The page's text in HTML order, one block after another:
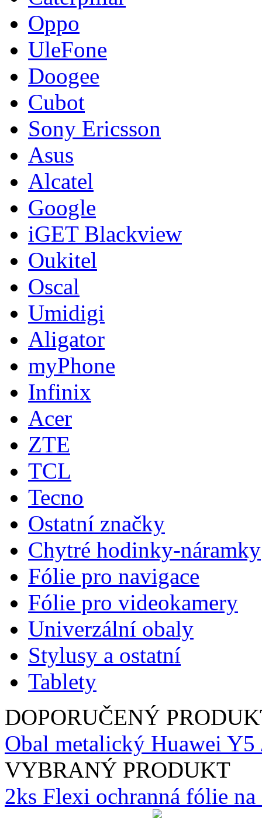
Oppo
UleFone
Doogee
Cubot
Sony Ericsson
Asus
Alcatel
Google
iGET Blackview
Oukitel
Oscal
Umidigi
Aligator
myPhone
Infinix
Acer
ZTE
TCL
Tecno
Ostatní značky
Chytré hodinky-náramky
Fólie pro navigace
Fólie pro videokamery
Univerzální obaly
Stylusy a ostatní
Tablety
DOPORUČENÝ
Obal metalický Huawei
VYBRANÝ PRODUKT
2ks Flexi ochranná fólie